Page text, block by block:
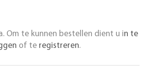
Om te kunnen bestellen dient u in te
of te registreren.